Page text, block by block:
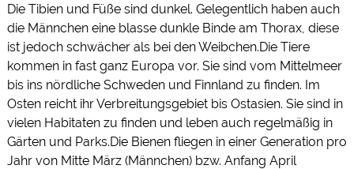
Die Tibien und Füße sind dunkel. Gelegentlich haben auch
die Männchen eine blasse dunkle Binde am Thorax, diese
ist jedoch schwächer als bei den Weibchen.Die Tiere
kommen in fast ganz Europa vor. Sie sind vom Mittelmeer
bis ins nördliche Schweden und Finnland zu finden. Im
Osten reicht ihr Verbreitungsgebiet bis Ostasien. Sie sind in
vielen Habitaten zu finden und leben auch regelmäßig in
Gärten und Parks.Die Bienen fliegen in einer Generation pro
Jahr von Mitte März (Männchen) bzw. Anfang April